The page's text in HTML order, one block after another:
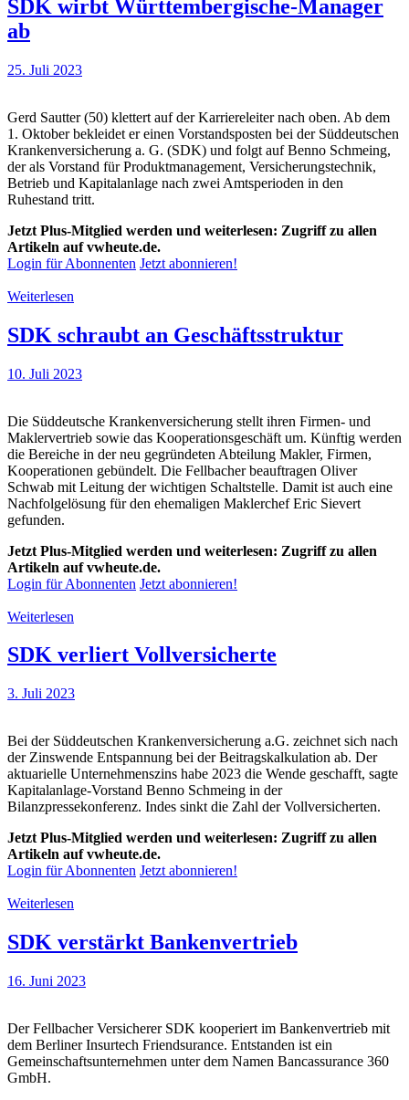
SDK wirbt Württembergische-Manager
ab
25. Juli 2023
Gerd Sautter (50) klettert auf der Karriereleiter nach oben. Ab dem
1. Oktober bekleidet er einen Vorstandsposten bei der Süddeutschen
Krankenversicherung a. G. (SDK) und folgt auf Benno Schmeing,
der als Vorstand für Produktmanagement, Versicherungstechnik,
Betrieb und Kapitalanlage nach zwei Amtsperioden in den
Ruhestand tritt.
Jetzt Plus-Mitglied werden und weiterlesen: Zugriff zu allen
Artikeln auf vwheute.de.
Login für Abonnenten Jetzt abonnieren!
Weiterlesen
SDK schraubt an Geschäftsstruktur
10. Juli 2023
Die Süddeutsche Krankenversicherung stellt ihren Firmen- und
Maklervertrieb sowie das Kooperationsgeschäft um. Künftig werden
die Bereiche in der neu gegründeten Abteilung Makler, Firmen,
Kooperationen gebündelt. Die Fellbacher beauftragen Oliver
Schwab mit Leitung der wichtigen Schaltstelle. Damit ist auch eine
Nachfolgelösung für den ehemaligen Maklerchef Eric Sievert
gefunden.
Jetzt Plus-Mitglied werden und weiterlesen: Zugriff zu allen
Artikeln auf vwheute.de.
Login für Abonnenten Jetzt abonnieren!
Weiterlesen
SDK verliert Vollversicherte
3. Juli 2023
Bei der Süddeutschen Krankenversicherung a.G. zeichnet sich nach
der Zinswende Entspannung bei der Beitragskalkulation ab. Der
aktuarielle Unternehmenszins habe 2023 die Wende geschafft, sagte
Kapitalanlage-Vorstand Benno Schmeing in der
Bilanzpressekonferenz. Indes sinkt die Zahl der Vollversicherten.
Jetzt Plus-Mitglied werden und weiterlesen: Zugriff zu allen
Artikeln auf vwheute.de.
Login für Abonnenten Jetzt abonnieren!
Weiterlesen
SDK verstärkt Bankenvertrieb
16. Juni 2023
Der Fellbacher Versicherer SDK kooperiert im Bankenvertrieb mit
dem Berliner Insurtech Friendsurance. Entstanden ist ein
Gemeinschaftsunternehmen unter dem Namen Bancassurance 360
GmbH.